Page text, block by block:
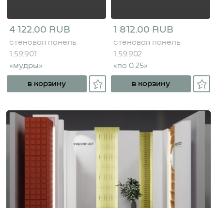
4 122.00 RUB
стеновая панель
1.59.901
«мудры»
в корзину
1 812.00 RUB
стеновая панель
1.59.902
«по 0.25»
в корзину